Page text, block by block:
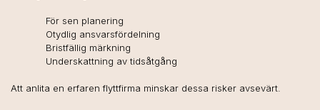
För sen planering
Otydlig ansvarsfördelning
Bristfällig märkning
Underskattning av tidsåtgång
Att anlita en erfaren flyttfirma minskar dessa risker avsevärt.